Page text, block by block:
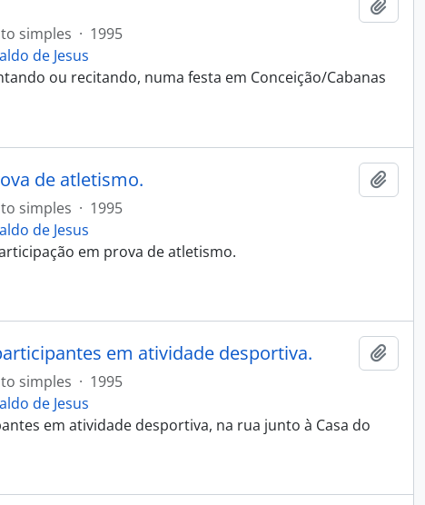
simples · 1995
de Jesus
ou recitando, numa festa em Conceição/Cabanas
de atletismo.
simples · 1995
de Jesus
em prova de atletismo.
em atividade desportiva.
simples · 1995
de Jesus
em atividade desportiva, na rua junto à Casa do